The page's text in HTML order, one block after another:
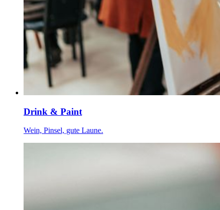
Drink & Paint
Wein, Pinsel, gute Laune.